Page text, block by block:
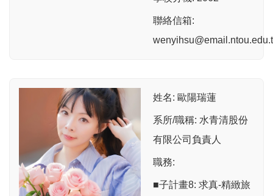
聯絡信箱:
姓名: 歐陽瑞蓮
系所/職稱: 水青清股份
有限公司負責人
職務:
■子計畫8: 求真-精緻旅